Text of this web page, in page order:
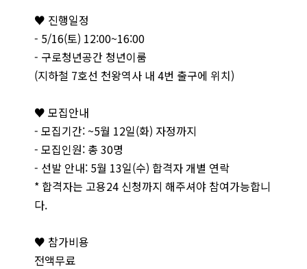
♥ 진행일정
- 5/16(토) 12:00~16:00
- 구로청년공간 청년이룸
(지하철 7호선 천왕역사 내 4번 출구에 위치)
♥ 모집안내
- 모집기간: ~5월 12일(화) 자정까지
- 모집인원: 총 30명
- 선발 안내: 5월 13일(수) 합격자 개별 연락
* 합격자는 고용24 신청까지 해주셔야 참여가능합니
다.
♥ 참가비용
전액무료